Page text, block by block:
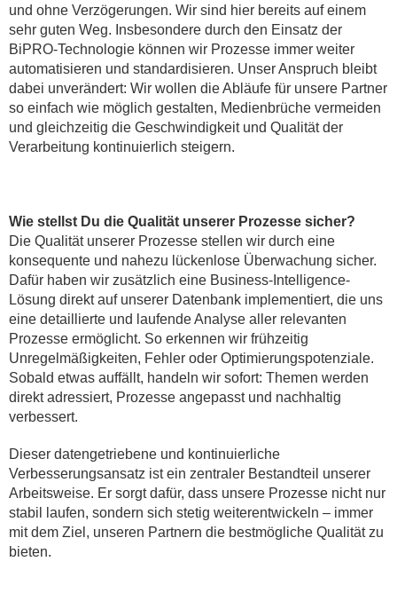
und ohne Verzögerungen. Wir sind hier bereits auf einem
sehr guten Weg. Insbesondere durch den Einsatz der
BiPRO-Technologie können wir Prozesse immer weiter
automatisieren und standardisieren. Unser Anspruch bleibt
dabei unverändert: Wir wollen die Abläufe für unsere Partner
so einfach wie möglich gestalten, Medienbrüche vermeiden
und gleichzeitig die Geschwindigkeit und Qualität der
Verarbeitung kontinuierlich steigern.
Wie stellst Du die Qualität unserer Prozesse sicher?
Die Qualität unserer Prozesse stellen wir durch eine
konsequente und nahezu lückenlose Überwachung sicher.
Dafür haben wir zusätzlich eine Business-Intelligence-
Lösung direkt auf unserer Datenbank implementiert, die uns
eine detaillierte und laufende Analyse aller relevanten
Prozesse ermöglicht. So erkennen wir frühzeitig
Unregelmäßigkeiten, Fehler oder Optimierungspotenziale.
Sobald etwas auffällt, handeln wir sofort: Themen werden
direkt adressiert, Prozesse angepasst und nachhaltig
verbessert.
Dieser datengetriebene und kontinuierliche
Verbesserungsansatz ist ein zentraler Bestandteil unserer
Arbeitsweise. Er sorgt dafür, dass unsere Prozesse nicht nur
stabil laufen, sondern sich stetig weiterentwickeln – immer
mit dem Ziel, unseren Partnern die bestmögliche Qualität zu
bieten.